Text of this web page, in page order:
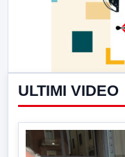
ULTIMI VIDEO